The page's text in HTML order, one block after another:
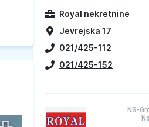
Royal nekretnine
Jevrejska 17
021/425-112
021/425-152
NS-